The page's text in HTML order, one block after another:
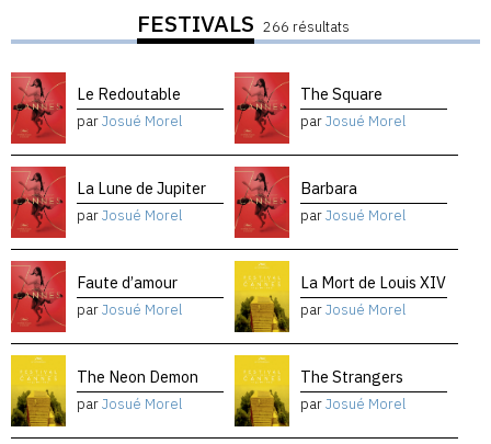
FESTIVALS 266 résultats
Le Redoutable
parJosué Morel
The Square
parJosué Morel
La Lune de Jupiter
parJosué Morel
Barbara
parJosué Morel
Faute d’amour
parJosué Morel
La Mort de Louis XIV
parJosué Morel
The Neon Demon
parJosué Morel
The Strangers
parJosué Morel